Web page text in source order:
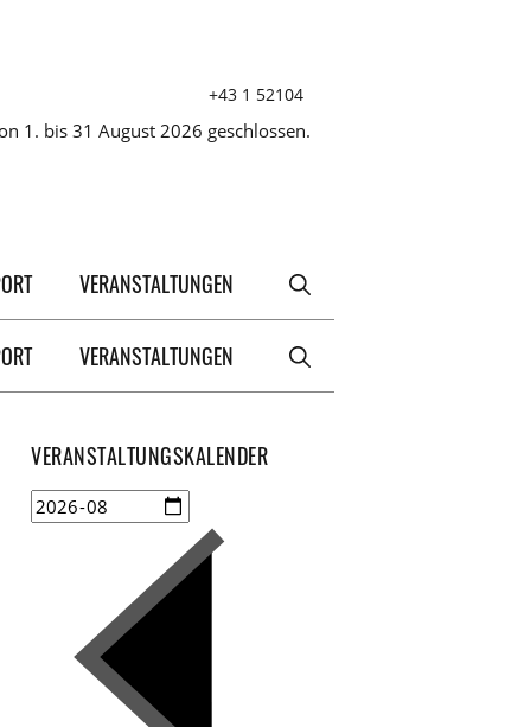
+43 1 52104
1. bis 31 August 2026 geschlossen.
VERANSTALTUNGEN
VERANSTALTUNGEN
VERANSTALTUNGSKALENDER